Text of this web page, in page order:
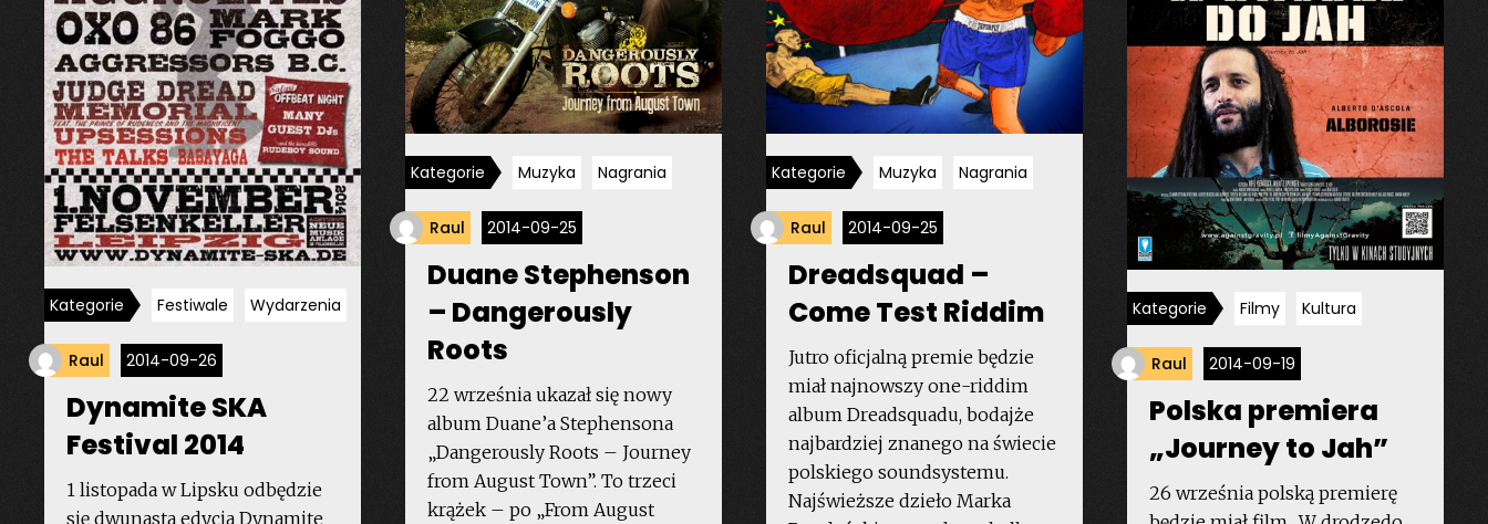
Kategorie Festiwale Wydarzenia
Raul 2014-09-26
Dynamite SKA
Festival 2014
1 listopada w Lipsku odbędzie
się dwunasta edycja Dynamite
Kategorie Muzyka Nagrania
Raul 2014-09-25
Duane Stephenson
– Dangerously
Roots
22 września ukazał się nowy
album Duane’a Stephensona
„Dangerously Roots – Journey
from August Town”. To trzeci
krążek – po „From August
Kategorie Muzyka Nagrania
Raul 2014-09-25
Dreadsquad –
Come Test Riddim
Jutro oficjalną premie będzie
miał najnowszy one-riddim
album Dreadsquadu, bodajże
najbardziej znanego na świecie
polskiego soundsystemu.
Najświeższe dzieło Marka
Kategorie Filmy Kultura
Raul 2014-09-19
Polska premiera
„Journey to Jah”
26 września polską premierę